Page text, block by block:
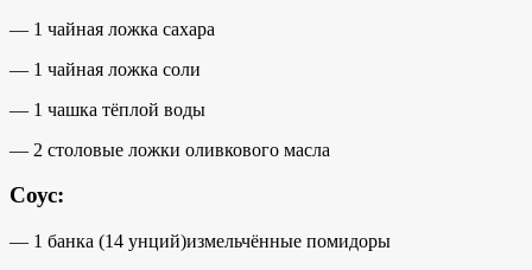
— 1 чайная ложка сахара
— 1 чайная ложка соли
— 1 чашка тёплой воды
— 2 столовые ложки оливкового масла
Соус:
— 1 банка (14 унций)измельчённые помидоры